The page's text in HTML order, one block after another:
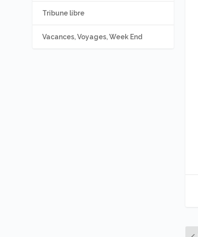
Tribune libre
Vacances, Voyages, Week End